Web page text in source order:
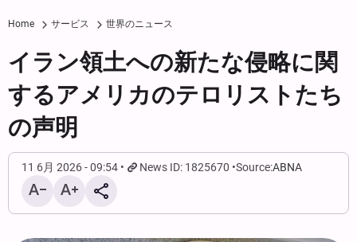
Home サービス 世界のニュース
イラン領土への新たな侵略に関
するアメリカのテロリストたち
の声明
11 6月 2026 - 09:54 News ID: 1825670 Source:ABNA